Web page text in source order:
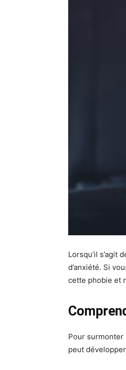
Lorsqu’il
d’anxiété. Si
cette phobie et
Pour surmonter
peut